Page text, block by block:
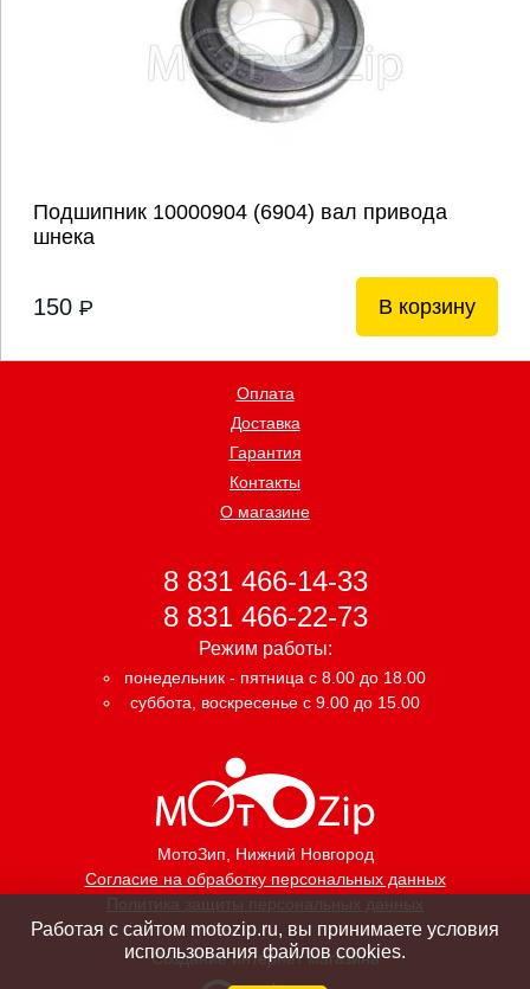
Подшипник 10000904 (6904) вал привода
шнека
150 P В корзину
МотоЗип, Нижний Новгород
Согласие на обработку персональных данных
Политика защиты персональных данных
Оплата
Доставка
Гарантия
Контакты
О магазине
8 831 466-14-33
8 831 466-22-73
Режим работы:
понедельник - пятница с 8.00 до 18.00
суббота, воскресенье с 9.00 до 15.00
Создание интернет магазина
Работая с сайтом motozip.ru, вы принимаете условия
использования файлов cookies.